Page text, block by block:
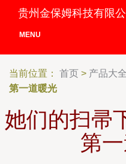
贵州金保姆科技有限公
MENU
当前位置： 首页 > 产品大全
第一道暖光
她们的扫帚
第